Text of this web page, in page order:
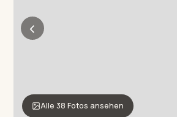
‹
Alle 38 Fotos ansehen